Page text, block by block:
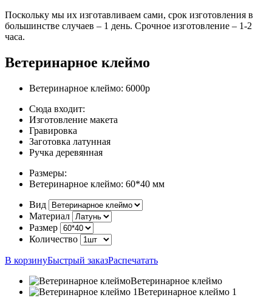
Поскольку мы их изготавливаем сами, срок изготовления в
большинстве случаев – 1 день. Срочное изготовление – 1-2
часа.
Ветеринарное клеймо
Ветеринарное клеймо: 6000р
Сюда входит:
Изготовление макета
Гравировка
Заготовка латунная
Ручка деревянная
Размеры:
Ветеринарное клеймо: 60*40 мм
Вид
Материал
Размер
Количество
В корзинуБыстрый заказРаспечатать
Ветеринарное клеймо
Ветеринарное клеймо 1